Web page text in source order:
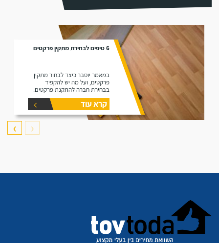
6 טיפים לבחירת מתקין פרקטים
במאמר יוסבר כיצד לבחור מתקין
פרקטים, ועל מה יש להקפיד
בבחירת חברה להתקנת פרקטים.
קרא עוד
❮
❯